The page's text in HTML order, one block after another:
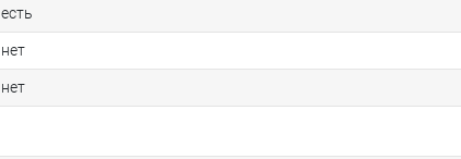
есть
нет
нет